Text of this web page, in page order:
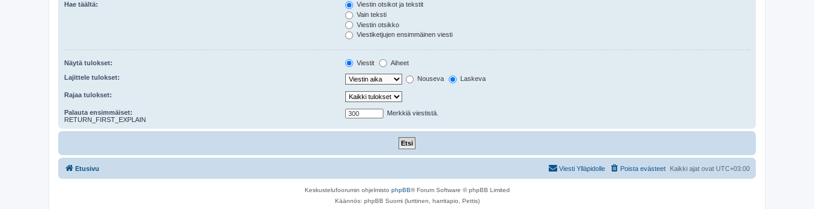
Hae täältä:
Viestin otsikot ja tekstit
Vain teksti
Viestin otsikko
Viestiketjujen ensimmäinen viesti
Näytä tulokset: Viestit Aiheet
Lajittele tulokset: Nouseva Laskeva
Rajaa tulokset:
Palauta ensimmäiset:
RETURN_FIRST_EXPLAIN
Merkkiä viestistä.
Etusivu Kaikki ajat ovat UTC+03:00
Poista evästeet
Viesti Ylläpidolle
Keskustelufoorumin ohjelmisto phpBB® Forum Software © phpBB Limited
Käännös: phpBB Suomi (lurttinen, harritapio, Pettis)